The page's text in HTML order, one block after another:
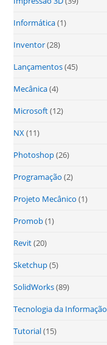
Informática(1)
Inventor(28)
Lançamentos(45)
Mecânica(4)
Microsoft(12)
NX(11)
Photoshop(26)
Programação (2)
Projeto Mecânico (1)
Promob(1)
Revit(20)
Sketchup(5)
SolidWorks(89)
Tecnologia da Informação
Tutorial(15)